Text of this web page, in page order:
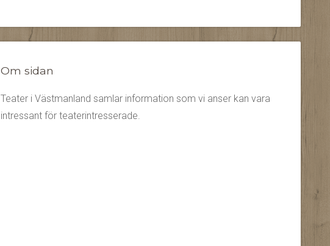
Om sidan
Teater i Västmanland samlar information som vi anser kan vara
intressant för teaterintresserade.